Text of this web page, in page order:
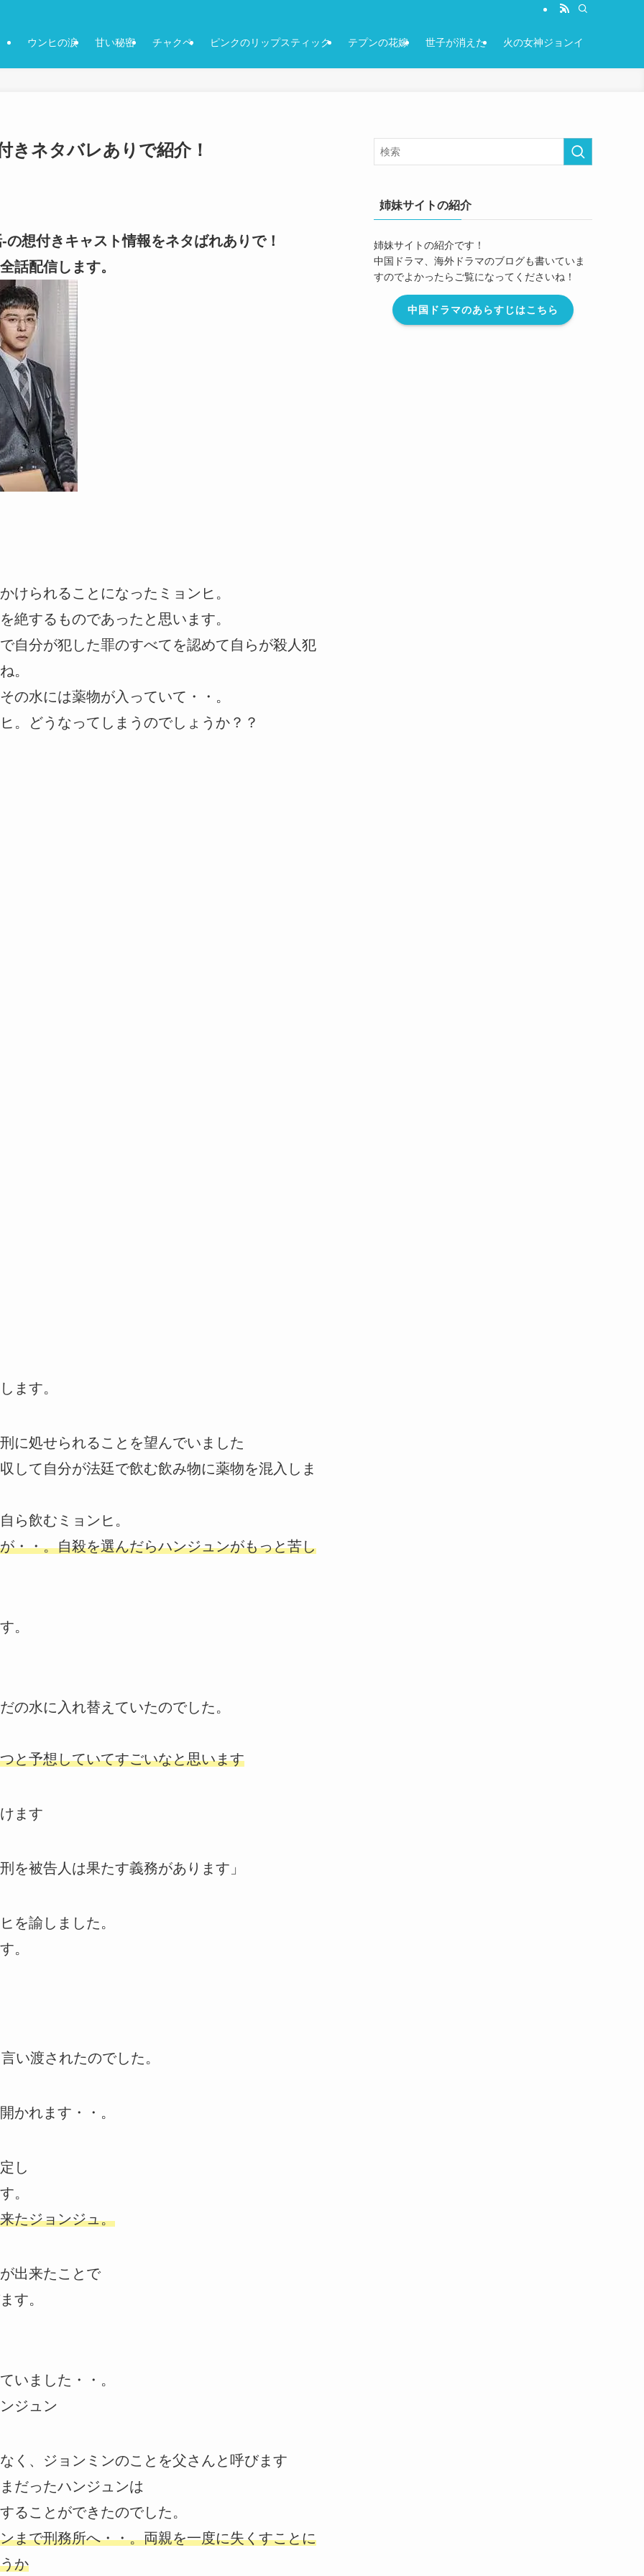
ウンヒの涙 甘い秘密 チャクペ ピンクのリップスティック テプンの花嫁 世子が消えた 火の女神ジョンイ
きネタバレありで紹介！
想付きキャスト情報をネタばれありで！
話配信します。
けられることになったミョンヒ。
絶するものであったと思います。
自分が犯した罪のすべてを認めて自らが殺人犯
。
の水には薬物が入っていて・・。
。どうなってしまうのでしょうか？？
ます。
に処せられることを望んでいました
して自分が法廷で飲む飲み物に薬物を混入しま
ら飲むミョンヒ。
・・。自殺を選んだらハンジュンがもっと苦し
。
の水に入れ替えていたのでした。
と予想していてすごいなと思います
ます
を被告人は果たす義務があります」
を諭しました。
。
い渡されたのでした。
かれます・・。
し
。
たジョンジュ。
出来たことで
す。
いました・・。
ジュン
く、ジョンミンのことを父さんと呼びます
だったハンジュンは
ることができたのでした。
まで刑務所へ・・。両親を一度に失くすことに
か
姉妹サイトの紹介
姉妹サイトの紹介です！
中国ドラマ、海外ドラマのブログも書いていま
すのでよかったらご覧になってくださいね！
中国ドラマのあらすじはこちら